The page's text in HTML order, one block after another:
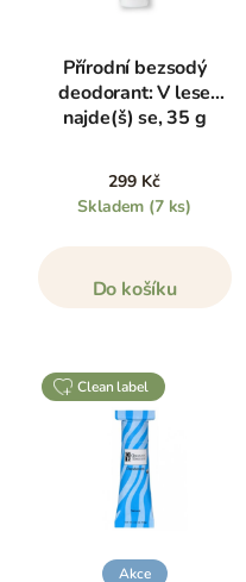
Přírodní bezsodý
deodorant: V lese
najde(š) se, 35 g
299 Kč
Skladem (7 ks)
Do košíku
clean label
Akce